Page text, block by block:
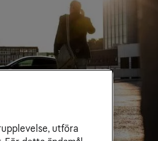
utföra